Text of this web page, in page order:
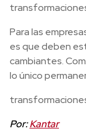
Para las
es que deben
cambiantes.
lo único
Por:Kantar